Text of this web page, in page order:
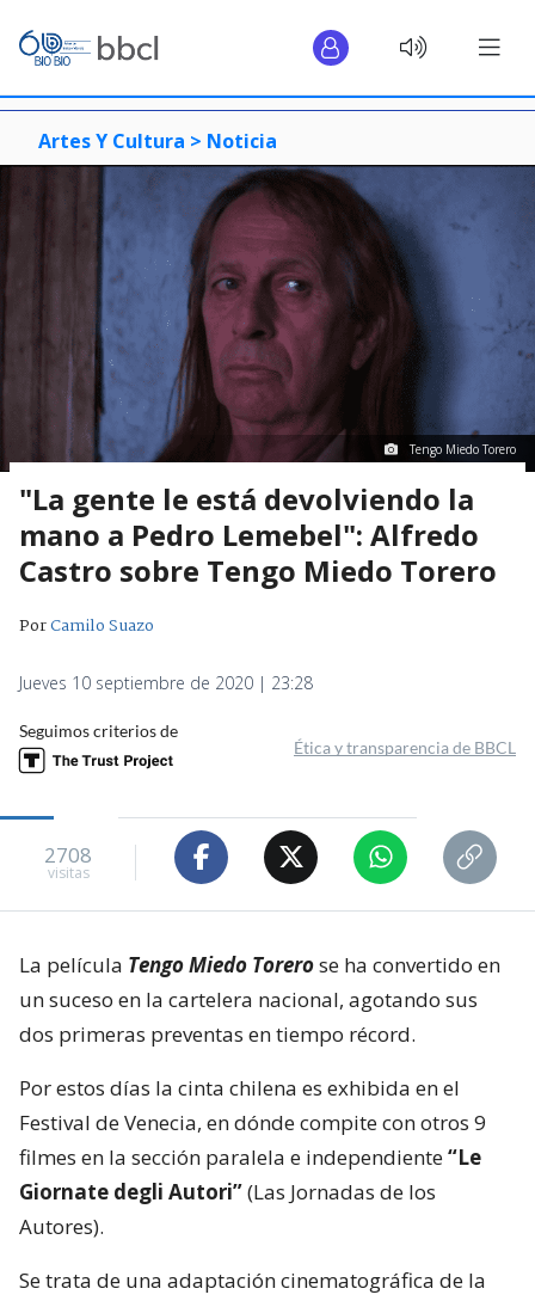
Artes Y Cultura > Noticia
Tengo Miedo Torero
"La gente le está devolviendo la
mano a Pedro Lemebel": Alfredo
Castro sobre Tengo Miedo Torero
PorCamilo Suazo
Jueves 10 septiembre de 2020 | 23:28
Seguimos criterios de
Ética y transparencia de BBCL
2708
visitas
La película Tengo Miedo Torerose ha convertido en
un suceso en la cartelera nacional, agotando sus
dos primeras preventas en tiempo récord.
Por estos días la cinta chilena es exhibida en el
Festival de Venecia, en dónde compite con otros 9
filmes en la sección paralela e independiente“Le
Giornate degli Autori”(Las Jornadas de los
Autores).
Se trata de una adaptación cinematográfica de la